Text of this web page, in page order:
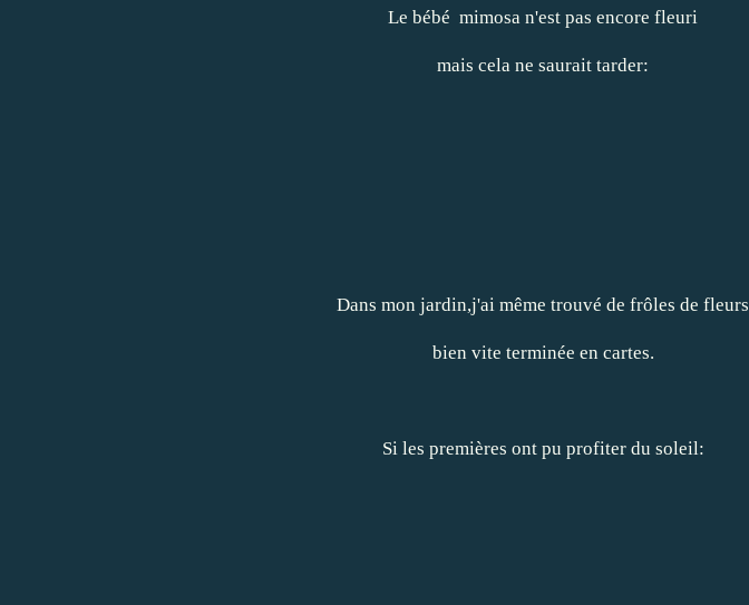
Le bébé mimosa n'est pas encore fleuri
mais cela ne saurait tarder:
Dans mon jardin,j'ai même trouvé de frôles de fleurs
bien vite terminée en cartes.
Si les premières ont pu profiter du soleil: